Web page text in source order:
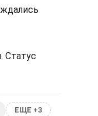
Статус
ЕЩЕ +3